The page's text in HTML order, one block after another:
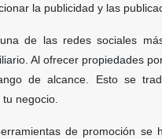
la publicidad y las
de las redes sociales
Al ofrecer propiedades
de alcance. Esto se
negocio.
de promoción se